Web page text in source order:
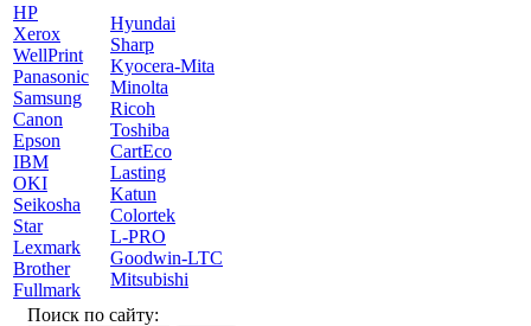
HP
Xerox
WellPrint
Panasonic
Samsung
Canon
Epson
IBM
OKI
Seikosha
Star
Lexmark
Brother
Fullmark
Hyundai
Sharp
Kyocera-Mita
Minolta
Ricoh
Toshiba
CartEco
Lasting
Katun
Colortek
L-PRO
Goodwin-LTC
Mitsubishi
Поиск по сайту: